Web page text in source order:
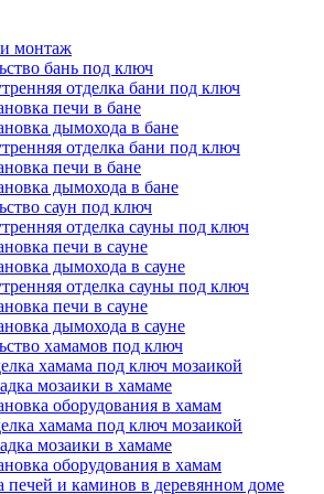
и монтаж
бань под ключ
отделка бани под ключ
печи в бане
дымохода в бане
отделка бани под ключ
печи в бане
дымохода в бане
саун под ключ
отделка сауны под ключ
печи в сауне
дымохода в сауне
отделка сауны под ключ
печи в сауне
дымохода в сауне
хамамов под ключ
хамама под ключ мозаикой
мозаики в хамаме
оборудования в хамам
хамама под ключ мозаикой
мозаики в хамаме
оборудования в хамам
печей и каминов в деревянном доме